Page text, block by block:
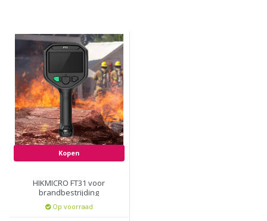
Kopen
HIKMICRO FT31 voor
brandbestrijding
Op voorraad